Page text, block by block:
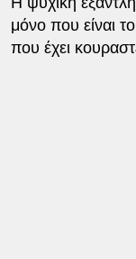
μόνο που είναι
που έχει